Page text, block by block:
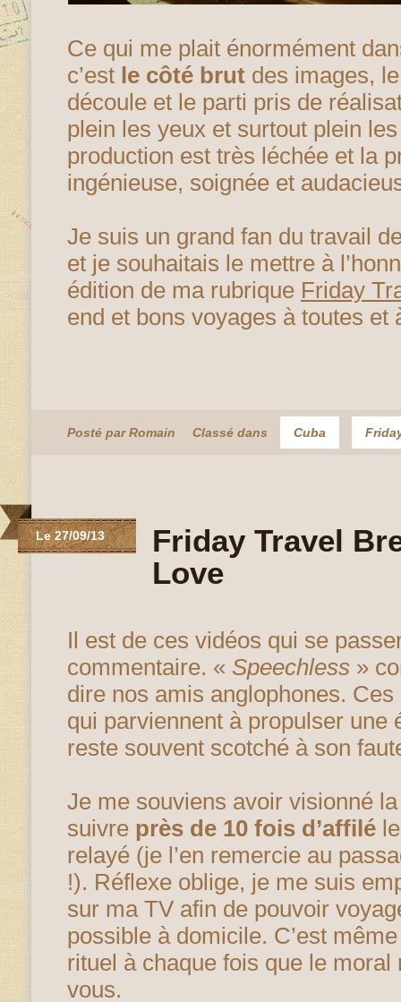
Ce qui me plait énormément
c’est le côté brut des images,
découle et le parti pris de
plein les yeux et surtout plein
production est très léchée et la
ingénieuse, soignée et
Je suis un grand fan du travail
et je souhaitais le mettre à
édition de ma rubrique Friday
end et bons voyages à toutes et
Posté par Romain Classé dans Cuba
Le 27/09/13
Friday Travel
Love
Il est de ces vidéos qui se
commentaire. « Speechless »
dire nos amis anglophones.
qui parviennent à propulser une
reste souvent scotché à son
Je me souviens avoir visionné
suivre près de 10 fois d’affilé
relayé (je l’en remercie au
!). Réflexe oblige, je me suis
sur ma TV afin de pouvoir
possible à domicile. C’est
rituel à chaque fois que le moral
vous.